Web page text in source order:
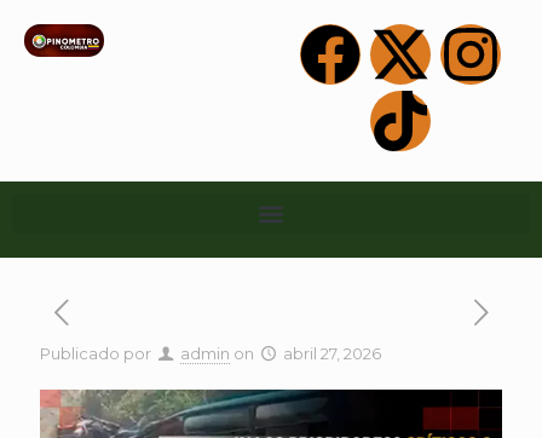
Publicado por admin on abril 27, 2026